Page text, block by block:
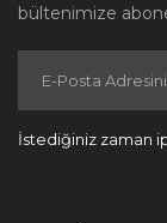
bültenimize
İstediğiniz zaman